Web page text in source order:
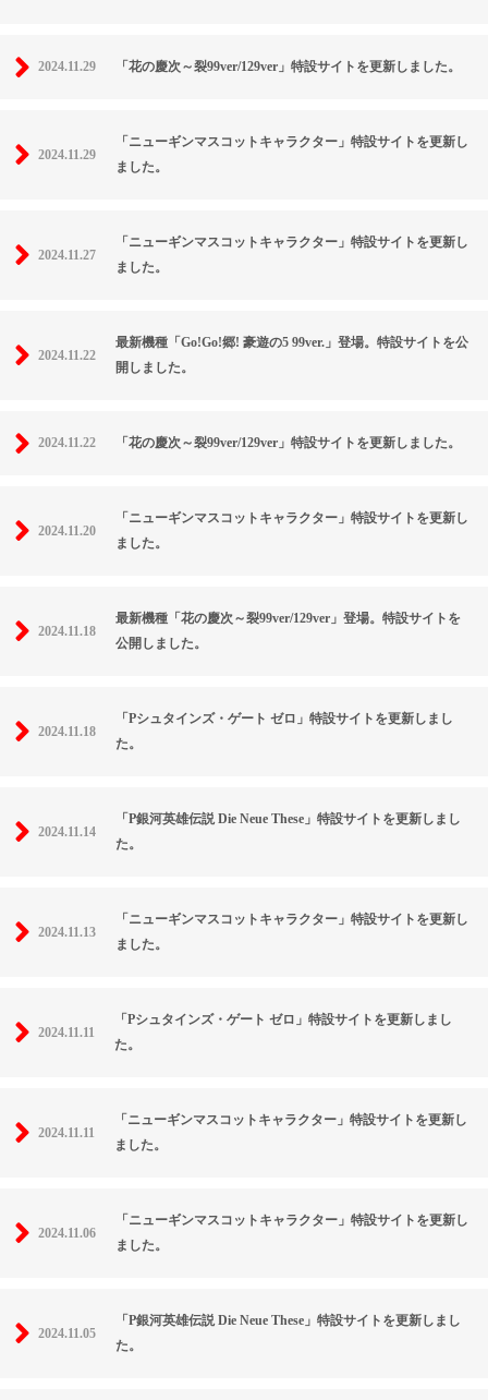
2024.11.29 「花の慶次～裂99ver/129ver」特設サイトを更新しました。
2024.11.29
「ニューギンマスコットキャラクター」特設サイトを更新し
ました。
2024.11.27
「ニューギンマスコットキャラクター」特設サイトを更新し
ました。
2024.11.22
最新機種「Go!Go!郷! 豪遊の5 99ver.」登場。特設サイトを公
開しました。
2024.11.22 「花の慶次～裂99ver/129ver」特設サイトを更新しました。
2024.11.20
「ニューギンマスコットキャラクター」特設サイトを更新し
ました。
2024.11.18
最新機種「花の慶次～裂99ver/129ver」登場。特設サイトを
公開しました。
2024.11.18
「Pシュタインズ・ゲート ゼロ」特設サイトを更新しまし
た。
2024.11.14
「P銀河英雄伝説 Die Neue These」特設サイトを更新しまし
た。
2024.11.13
「ニューギンマスコットキャラクター」特設サイトを更新し
ました。
2024.11.11
「Pシュタインズ・ゲート ゼロ」特設サイトを更新しまし
た。
2024.11.11
「ニューギンマスコットキャラクター」特設サイトを更新し
ました。
2024.11.06
「ニューギンマスコットキャラクター」特設サイトを更新し
ました。
2024.11.05
「P銀河英雄伝説 Die Neue These」特設サイトを更新しまし
た。